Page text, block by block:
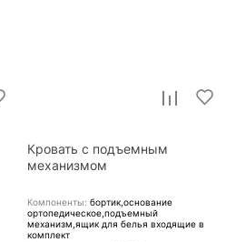
Кровать с подъемным
механизмом
Компоненты: бортик,основание
ортопедическое,подъемный
механизм,ящик для белья входящие в
комплект